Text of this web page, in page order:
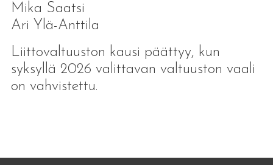
Mika Saatsi
Ari Ylä-Anttila
Liittovaltuuston kausi päättyy, kun
syksyllä 2026 valittavan valtuuston vaali
on vahvistettu.